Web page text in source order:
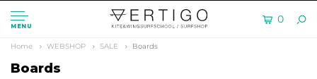
MENU
0
Home WEBSHOP SALE Boards
Boards